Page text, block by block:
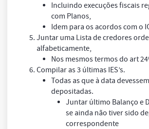
Incluindo execuções fiscais
com Planos,
Idem para os acordos com o
Juntar uma Lista de credores
alfabeticamente,
Nos mesmos termos do art
Compilar as 3 últimas IES’s.
Todas as que à data
depositadas.
Juntar último Balanço e
se ainda não tiver sido
correspondente